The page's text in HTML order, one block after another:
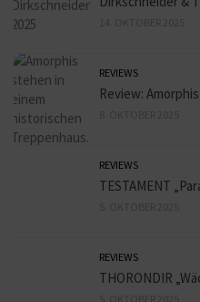
REVIEWS
Review:
REVIEWS
TESTAMENT
REVIEWS
THORONDIR